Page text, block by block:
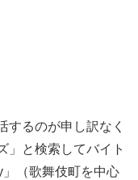
するのが申し訳なく
」と検索してバイト
（歌舞伎町を中心